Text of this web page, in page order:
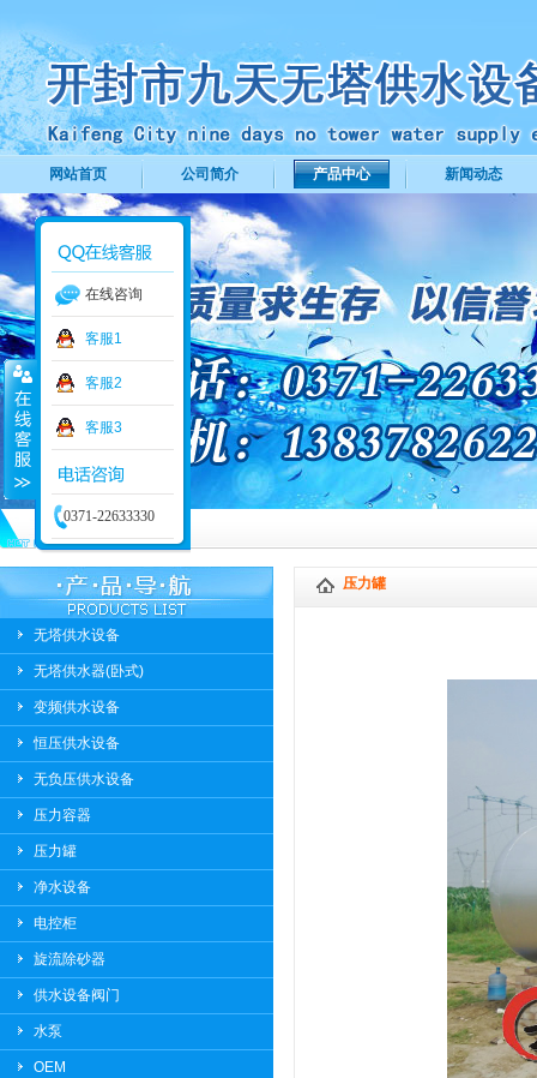
网站首页 公司简介 产品中心 新闻动态
无塔供水设备
无塔供水器(卧式)
变频供水设备
恒压供水设备
无负压供水设备
压力容器
压力罐
净水设备
电控柜
旋流除砂器
供水设备阀门
水泵
OEM
压力罐
在线咨询
客服1
客服2
客服3
0371-22633330